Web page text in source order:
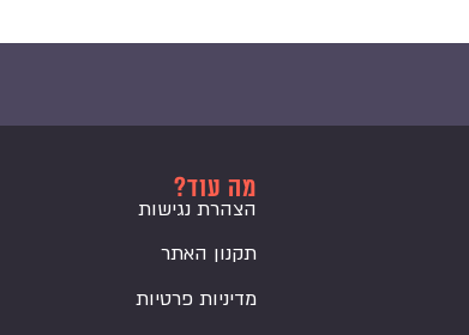
מה עוד?
הצהרת נגישות
תקנון האתר
מדיניות פרטיות